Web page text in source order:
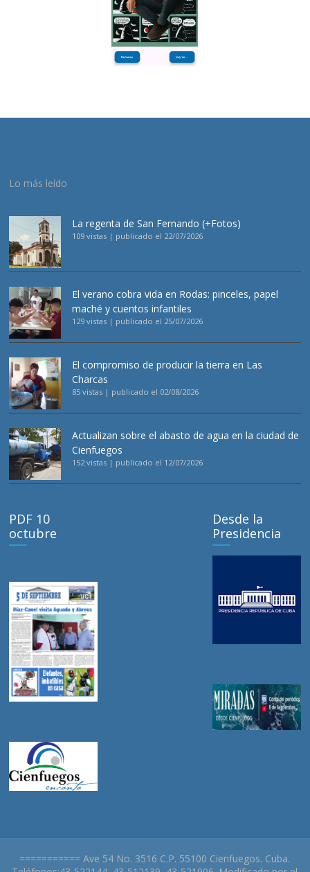
Lo más leído
La regenta de San Fernando (+Fotos)
109 vistas | publicado el 22/07/2026
El verano cobra vida en Rodas: pinceles, papel
maché y cuentos infantiles
129 vistas | publicado el 25/07/2026
El compromiso de producir la tierra en Las
Charcas
85 vistas | publicado el 02/08/2026
Actualizan sobre el abasto de agua en la ciudad de
Cienfuegos
152 vistas | publicado el 12/07/2026
PDF 10
octubre
Desde la
Presidencia
=========== Ave 54 No. 3516 C.P. 55100 Cienfuegos. Cuba.